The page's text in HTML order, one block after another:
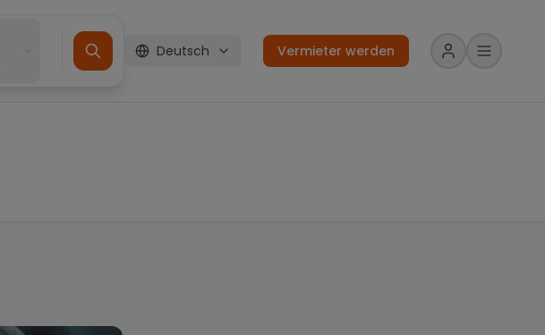
Deutsch Vermieter werden